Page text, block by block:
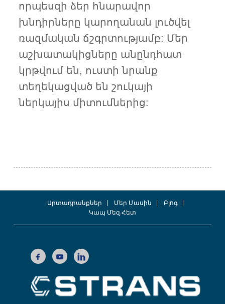
որպեսզի ձեր հնարավոր
խնդիրները կարողանան լուծվել
ռազմական ճշգրտությամբ: Մեր
աշխատակիցները անընդհատ
կրթվում են, ուստի նրանք
տեղեկացված են շուկայի
ներկայիս միտումներից:
Արտադրանքներ Մեր Մասին
Բլոգ
Կապ Մեզ Հետ